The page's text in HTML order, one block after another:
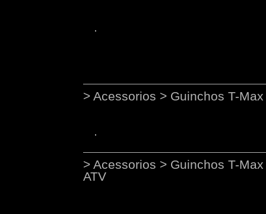
> Acessorios > Guinchos T-
> Acessorios > Guinchos T-
ATV